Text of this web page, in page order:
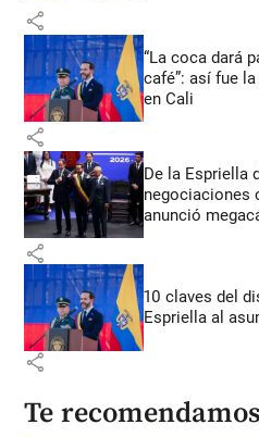
share
“La coca dará
café”: así fue
en Cali
share
De la Espriella
negociaciones
anunció
share
10 claves del
Espriella al
share
Te recomendamos